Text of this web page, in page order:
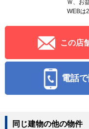
Ｗ、お
WEBは
この店
電話
同じ建物の他の物件